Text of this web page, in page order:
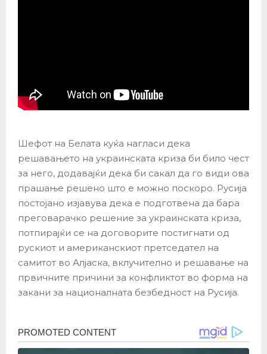
Шефот на Белата куќа нагласи дека
решавањето на украинската криза би било чест
за него, додавајќи дека би сакал да го види ова
прашање решено што е можно поскоро. Русија
постојано изјавува дека е подготвена да бара
преговарачко решение за украинската криза,
потпирајќи се на договорите постигнати од
рускиот и американскиот претседател на
самитот во Алјаска, вклучително и решавање на
првичните причини за конфликтот во форма на
закани за националната безбедност на Русија.